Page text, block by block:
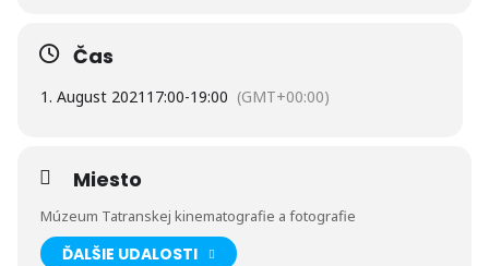
Čas
1. August 2021 17:00-19:00 (GMT+00:00)
Miesto
Múzeum Tatranskej kinematografie a fotografie
ĎALŠIE UDALOSTI